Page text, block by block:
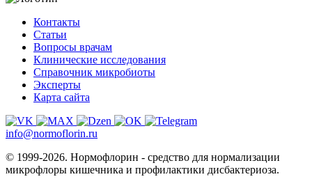
Контакты
Статьи
Вопросы врачам
Клинические исследования
Справочник микробиоты
Эксперты
Карта сайта
info@normoflorin.ru
© 1999-2026. Нормофлорин - средство для нормализации
микрофлоры кишечника и профилактики дисбактериоза.